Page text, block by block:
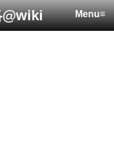
Menu≡
@wiki